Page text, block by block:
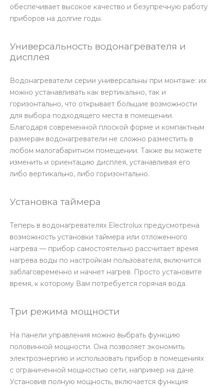
обеспечивает высокое качество и безупречную работу
приборов на долгие годы.
Универсальность водонагревателя и
дисплея
Водонагреватели серии универсальны при монтаже: их
можно устанавливать как вертикально, так и
горизонтально, что открывает большие возможности
для выбора подходящего места в помещении.
Благодаря современной плоской форме и компактным
размерам водонагреватели не сложно разместить в
любом малогабаритном помещении. Также вы можете
изменить и ориентацию дисплея, устанавливая его
либо вертикально, либо горизонтально.
Установка таймера
Теперь в водонагревателях Electrolux предусмотрена
возможность установки таймера или отложенного
нагрева — прибор самостоятельно рассчитает время
нагрева воды по настройкам пользователя, включится
заблаговременно и начнет нагрев. Просто установите
время, к которому Вам потребуется горячая вода.
Три режима мощности
На панели управления можно выбрать функцию
половинной мощности. Она позволяет экономить
электроэнергию и использовать прибор в помещениях
с ограниченной мощностью сети, например на даче.
Установив полную мощность, включается функция